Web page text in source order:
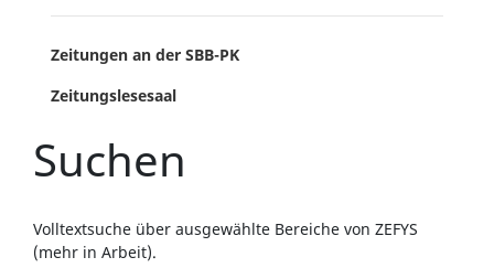
Zeitungen an der SBB-PK
Zeitungslesesaal
Suchen
Volltextsuche über ausgewählte Bereiche von ZEFYS
(mehr in Arbeit).